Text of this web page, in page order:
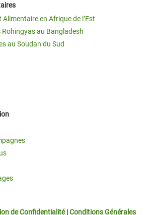
en Afrique de l’Est
Rohingyas au Bangladesh
au Soudan du Sud
de Confidentialité|Conditions Générales